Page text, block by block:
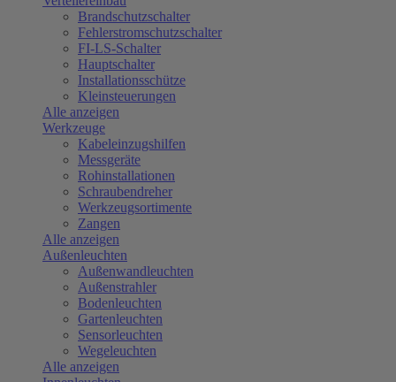
Brandschutzschalter
Fehlerstromschutzschalter
FI-LS-Schalter
Hauptschalter
Installationsschütze
Kleinsteuerungen
Alle anzeigen
Werkzeuge
Kabeleinzugshilfen
Messgeräte
Rohinstallationen
Schraubendreher
Werkzeugsortimente
Zangen
Alle anzeigen
Außenleuchten
Außenwandleuchten
Außenstrahler
Bodenleuchten
Gartenleuchten
Sensorleuchten
Wegeleuchten
Alle anzeigen